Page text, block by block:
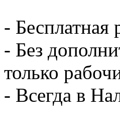
- Бесплатная
- Без
только
- Всегда в